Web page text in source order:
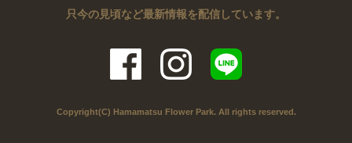
只今の見頃など最新情報を配信しています。
Copyright(C) Hamamatsu Flower Park. All rights reserved.